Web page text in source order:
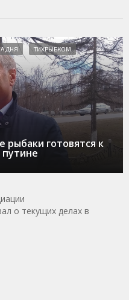
рыбаки готовятся к
ДНЯ ТИХРЫБКОМ
о текущих делах в